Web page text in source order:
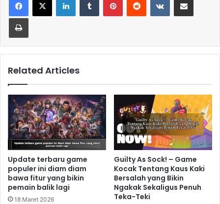
Related Articles
Update terbaru game
populer ini diam diam
bawa fitur yang bikin
pemain balik lagi
18 Maret 2026
Guilty As Sock! – Game
Kocak Tentang Kaus Kaki
Bersalah yang Bikin
Ngakak Sekaligus Penuh
Teka-Teki